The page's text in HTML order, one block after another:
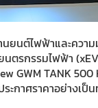
ยนต์ไฟฟ้าและคว
ตรกรรมไฟฟ้า
GWM TANK 500
ะกาศราคาอย่างเป็